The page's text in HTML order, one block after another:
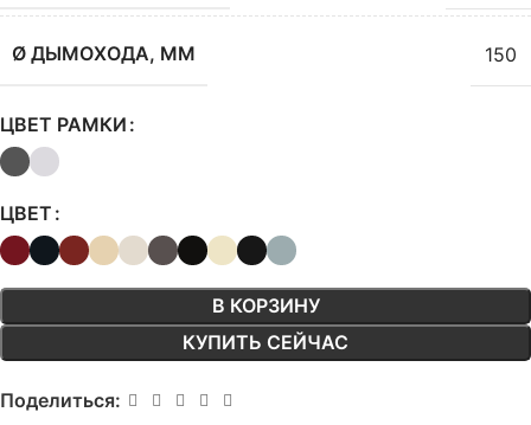
Ø ДЫМОХОДА, ММ 150
ЦВЕТ РАМКИ
ЦВЕТ
В КОРЗИНУ
КУПИТЬ СЕЙЧАС
Поделиться: